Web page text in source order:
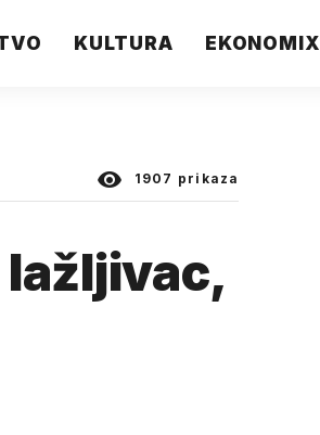
KULTURA EKONOMIX
1907 prikaza
lažljivac,